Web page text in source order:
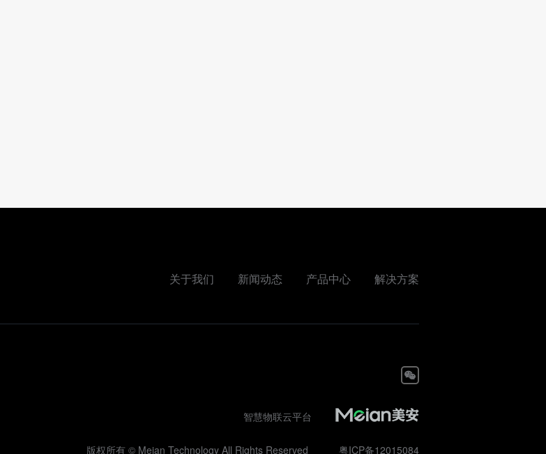
关于我们 新闻动态 产品中心 解决方案
智慧物联云平台
版权所有 © Meian Technology All Rights Reserved 粤ICP备12015084